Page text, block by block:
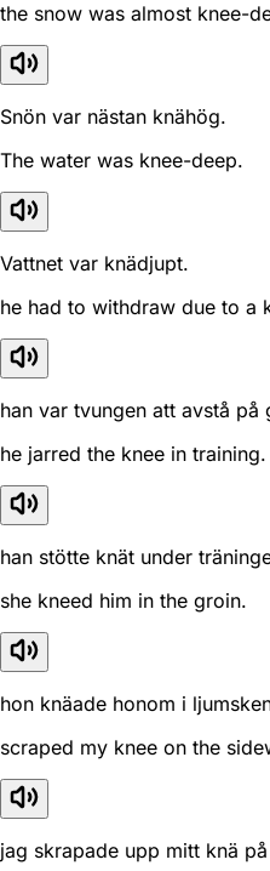
the snow was almost knee-
Snön var nästan knähög.
The water was knee-deep.
Vattnet var knädjupt.
he had to withdraw due to a
han var tvungen att avstå på
he jarred the knee in training.
han stötte knät under
she kneed him in the groin.
hon knäade honom i
scraped my knee on the
jag skrapade upp mitt knä